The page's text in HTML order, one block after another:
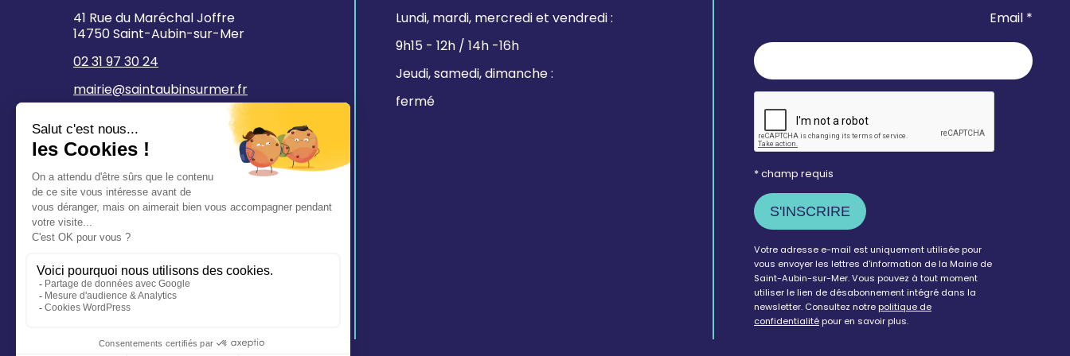
41 Rue du Maréchal Joffre
14750 Saint-Aubin-sur-Mer
02 31 97 30 24
mairie@saintaubinsurmer.fr
Lundi, mardi, mercredi et vendredi :
9h15 - 12h / 14h -16h
Jeudi, samedi, dimanche :
fermé
Email *
* champ requis
Votre adresse e-mail est uniquement utilisée pour
vous envoyer les lettres d'information de la Mairie de
Saint-Aubin-sur-Mer. Vous pouvez à tout moment
utiliser le lien de désabonnement intégré dans la
newsletter. Consultez notrepolitique de
confidentialitépour en savoir plus.